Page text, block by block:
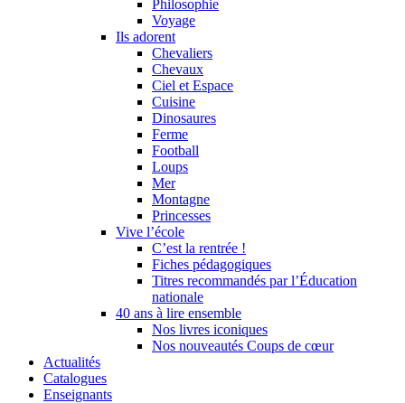
Philosophie
Voyage
Ils adorent
Chevaliers
Chevaux
Ciel et Espace
Cuisine
Dinosaures
Ferme
Football
Loups
Mer
Montagne
Princesses
Vive l’école
C’est la rentrée !
Fiches pédagogiques
Titres recommandés par l’Éducation
nationale
40 ans à lire ensemble
Nos livres iconiques
Nos nouveautés Coups de cœur
Actualités
Catalogues
Enseignants